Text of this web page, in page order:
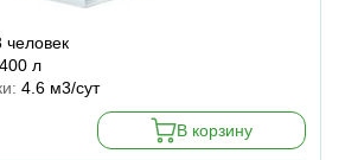
человек
л
4.6 м3/сут
В корзину